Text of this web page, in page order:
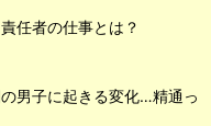
任者の仕事とは？
男子に起きる変化…精通っ